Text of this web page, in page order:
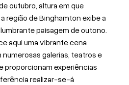
outubro, altura em que
região de Binghamton exibe a
paisagem de outono.
aqui uma vibrante cena
galerias, teatros e
proporcionam experiências
realizar-se-á